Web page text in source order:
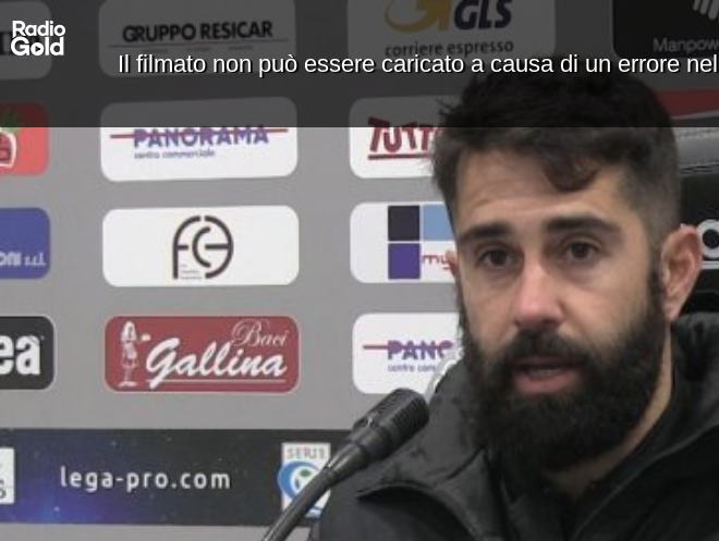
Il filmato non può essere caricato a causa di un errore